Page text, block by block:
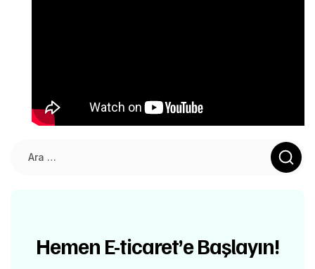
Hemen E-ticaret’e Başlayın!